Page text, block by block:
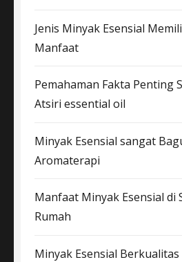
Jenis Minyak Esensial
Manfaat
Pemahaman Fakta Penting
Atsiri essential oil
Minyak Esensial sangat
Aromaterapi
Manfaat Minyak Esensial di
Rumah
Minyak Esensial Berkualitas